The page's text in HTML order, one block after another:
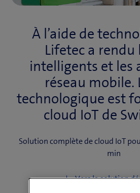
À l’aide de
Lifetec a rendu
intelligents et les
réseau mobile.
technologique est
cloud IoT de
Solution complète de cloud IoT
min